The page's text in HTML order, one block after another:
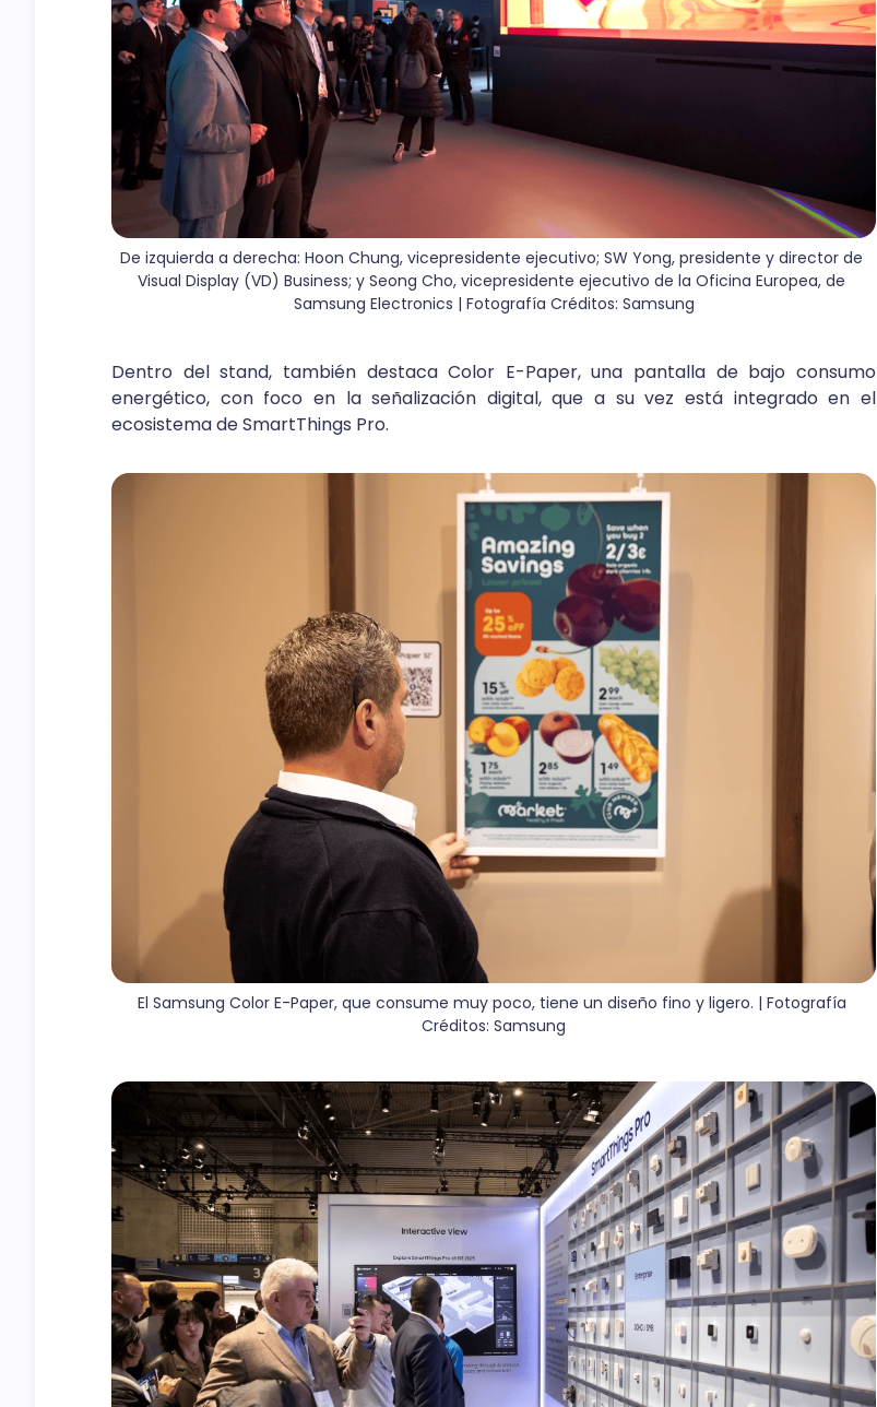
De izquierda a derecha: Hoon Chung, vicepresidente ejecutivo; SW Yong, presidente y director de
Visual Display (VD) Business; y Seong Cho, vicepresidente ejecutivo de la Oficina Europea, de
Samsung Electronics | Fotografía Créditos: Samsung
Dentro del stand, también destaca Color E-Paper, una pantalla de bajo consumo
energético, con foco en la señalización digital, que a su vez está integrado en el
ecosistema de SmartThings Pro.
El Samsung Color E-Paper, que consume muy poco, tiene un diseño fino y ligero. | Fotografía
Créditos: Samsung